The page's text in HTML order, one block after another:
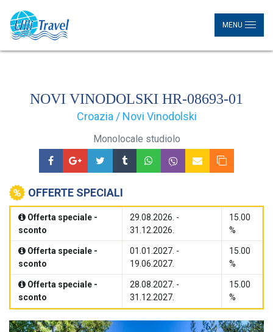
MENU
NOVI VINODOLSKI HR-08693-01
Croazia / Novi Vinodolski
Monolocale studiolo
OFFERTE SPECIALI
Offerta speciale -
sconto
29.08.2026. -
31.12.2026.
15.00
%
Offerta speciale -
sconto
01.01.2027. -
19.06.2027.
15.00
%
Offerta speciale -
sconto
28.08.2027. -
31.12.2027.
15.00
%